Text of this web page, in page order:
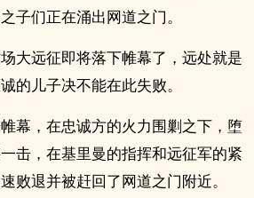
子们正在涌出网道之门。
大远征即将落下帷幕了，远处就是
的儿子决不能在此失败。
幕，在忠诚方的火力围剿之下，堕
击，在基里曼的指挥和远征军的紧
败退并被赶回了网道之门附近。